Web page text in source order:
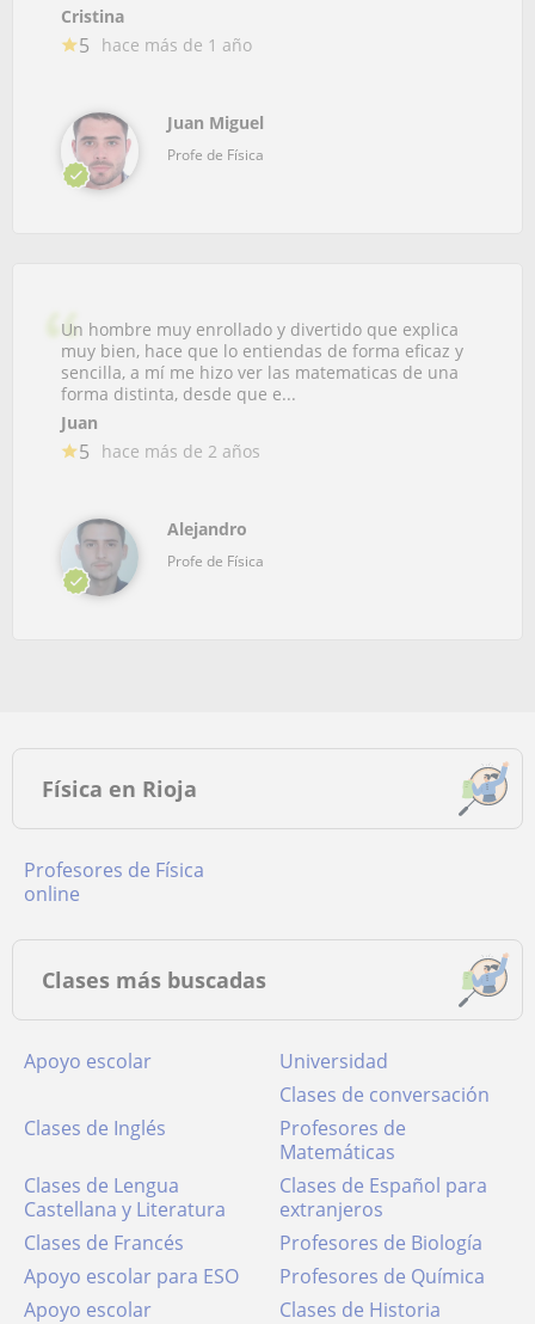
Cristina
5 hace más de 1 año
Juan Miguel
Profe de Física
Un hombre muy enrollado y divertido que explica
muy bien, hace que lo entiendas de forma eficaz y
sencilla, a mí me hizo ver las matematicas de una
forma distinta, desde que e...
Juan
5 hace más de 2 años
Alejandro
Profe de Física
Física en Rioja
Profesores de Física
online
Clases más buscadas
Apoyo escolar
Universidad
Clases de conversación
Clases de Inglés
Profesores de
Matemáticas
Clases de Lengua
Castellana y Literatura
Clases de Español para
extranjeros
Clases de Francés
Profesores de Biología
Apoyo escolar para ESO
Profesores de Química
Apoyo escolar
Clases de Historia